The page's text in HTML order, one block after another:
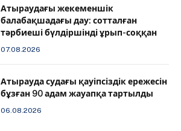
Атыраудағы жекеменшік
балабақшадағы дау: сотталған
тәрбиеші бүлдіршінді ұрып-соққан
07.08.2026
Атырауда судағы қауіпсіздік ережесін
бұзған 90 адам жауапқа тартылды
06.08.2026